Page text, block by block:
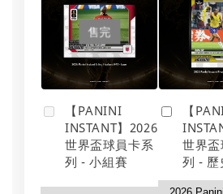
售完
【PANINI
INSTANT】2026
世界盃球員卡系
列 - 小組賽
【
世界
列 - 歷